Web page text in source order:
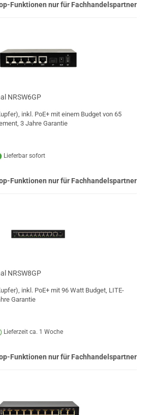
Funktionen nur für Fachhandelspartner
NRSW6GP
inkl. PoE+ mit einem Budget von 65
3 Jahre Garantie
Lieferbar sofort
Funktionen nur für Fachhandelspartner
NRSW8GP
inkl. PoE+ mit 96 Watt Budget, LITE-
Garantie
Lieferzeit ca. 1 Woche
Funktionen nur für Fachhandelspartner